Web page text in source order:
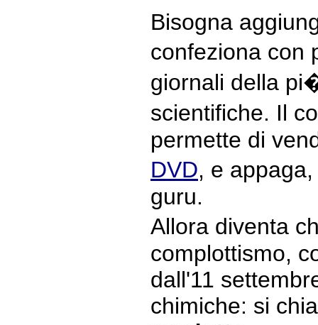
Bisogna
confeziona con
giornali della
scientifiche. Il
permette di
DVD, e
guru.
Allora diventa
complottismo,
dall'11
chimiche: si